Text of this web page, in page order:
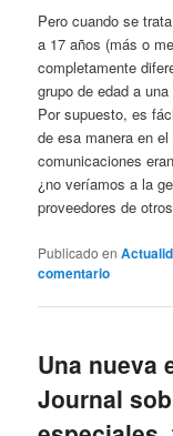
Pero cuando se
a 17 años (más o
completamente
grupo de edad a
Por supuesto, es
de esa manera en
comunicaciones
¿no veríamos a la
proveedores de
Publicado en
comentario
Una nueva
Journal